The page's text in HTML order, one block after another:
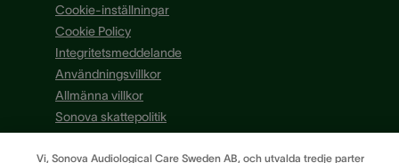
Cookie-inställningar
Cookie Policy
Integritetsmeddelande
Användningsvillkor
Allmänna villkor
Sonova skattepolitik
Vi, Sonova Audiological Care Sweden AB, och utvalda tredje parter